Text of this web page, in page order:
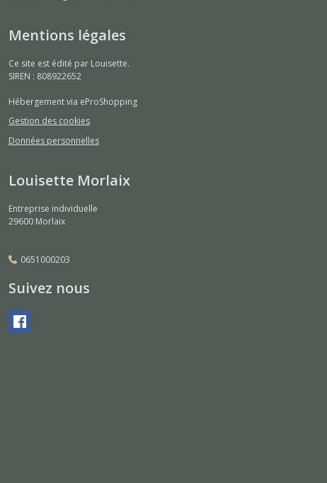
Mentions légales
Ce site est édité par Louisette.
SIREN : 808922652
Hébergement via eProShopping
Gestion des cookies
Données personnelles
Louisette Morlaix
Entreprise individuelle
29600 Morlaix
0651000203
Suivez nous